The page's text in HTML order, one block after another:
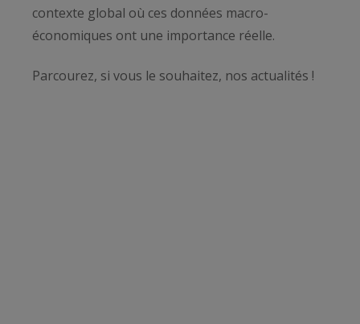
contexte global où ces données macro-
économiques ont une importance réelle.
Parcourez, si vous le souhaitez, nos actualités !